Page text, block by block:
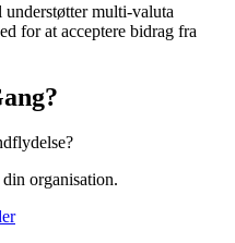
multi-valuta
for at acceptere bidrag fra
organisation.